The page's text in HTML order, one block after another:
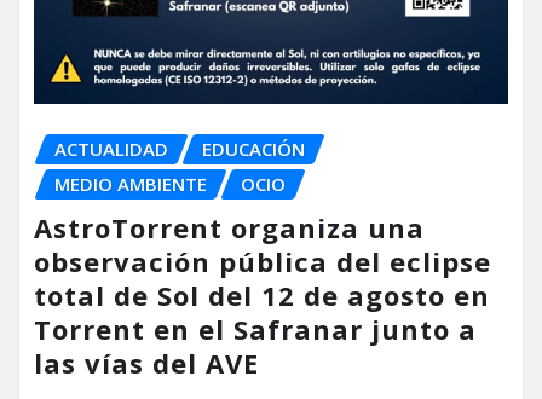
ACTUALIDAD
EDUCACIÓN
MEDIO AMBIENTE
OCIO
AstroTorrent organiza una
observación pública del eclipse
total de Sol del 12 de agosto en
Torrent en el Safranar junto a
las vías del AVE